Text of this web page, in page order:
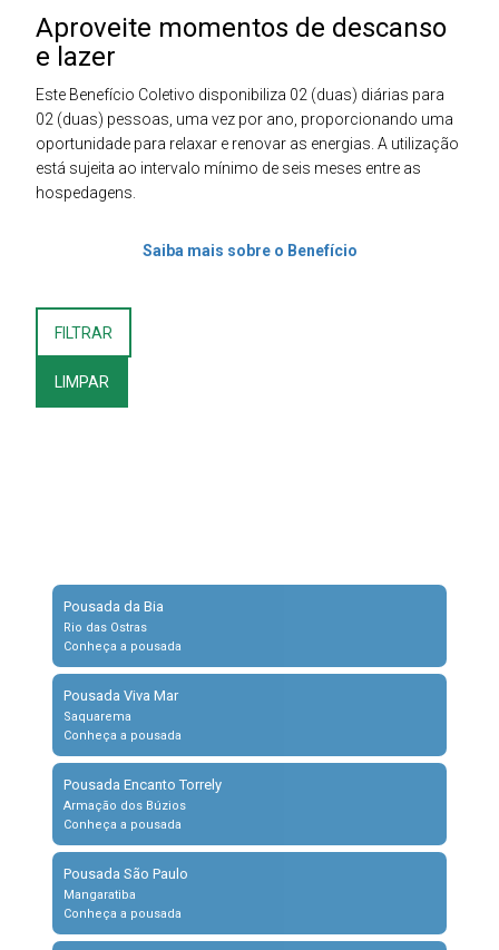
Aproveite momentos de descanso
e lazer
Este Benefício Coletivo disponibiliza 02 (duas) diárias para
02 (duas) pessoas, uma vez por ano, proporcionando uma
oportunidade para relaxar e renovar as energias. A utilização
está sujeita ao intervalo mínimo de seis meses entre as
hospedagens.
Saiba mais sobre o Benefício
FILTRAR
LIMPAR
Pousada da Bia
Rio das Ostras
Conheça a pousada
Pousada Viva Mar
Saquarema
Conheça a pousada
Pousada Encanto Torrely
Armação dos Búzios
Conheça a pousada
Pousada São Paulo
Mangaratiba
Conheça a pousada